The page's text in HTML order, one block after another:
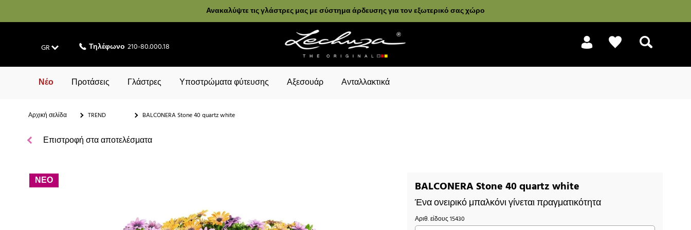
Ανακαλύψτε τις γλάστρες μας με σύστημα άρδευσης για τον εξωτερικό σας χώρο
GR Τηλέφωνο 210-80.000.18
Νέο Προτάσεις Γλάστρες Υποστρώματα φύτευσης Αξεσουάρ Ανταλλακτικά
Αρχική σελίδα TREND BALCONERA Stone 40 quartz white
Επιστροφή στα αποτελέσματα
ΝΕΟ BALCONERA Stone 40 quartz white
Ένα ονειρικό μπαλκόνι γίνεται πραγματικότητα
Αριθ. είδους15430